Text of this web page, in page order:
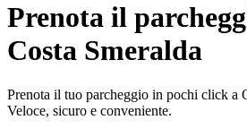
Prenota il
Costa Smeralda
Prenota il tuo parcheggio in pochi click a
Veloce, sicuro e conveniente.